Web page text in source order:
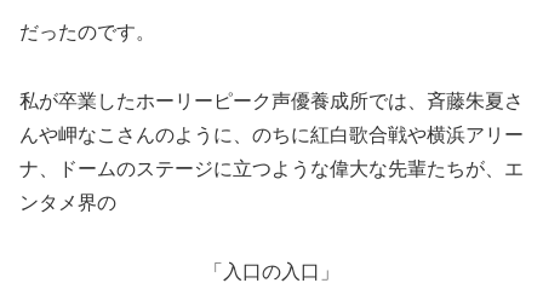
だったのです。
私が卒業したホーリーピーク声優養成所では、斉藤朱夏さ
んや岬なこさんのように、のちに紅白歌合戦や横浜アリー
ナ、ドームのステージに立つような偉大な先輩たちが、エ
ンタメ界の
「入口の入口」